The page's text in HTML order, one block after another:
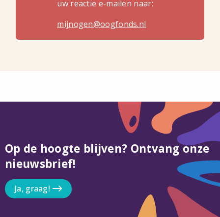
uw reactie e-mailen naar:
mijnogen@oogfonds.nl
Op de hoogte blijven? Ontvang onze
nieuwsbrief!
Ja, graag!